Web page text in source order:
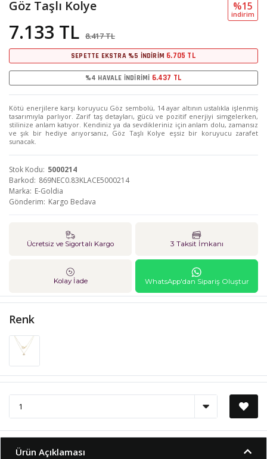
Göz Taşlı Kolye
7.133 TL 8.417 TL
%15
i̇ndi̇ri̇m
SEPETTE EKSTRA %5 İNDİRİM 6.705 TL
%4 HAVALE İNDİRİMİ 6.437 TL
Kötü enerjilere karşı koruyucu Göz sembolü, 14 ayar altının ustalıkla işlenmiş
tasarımıyla parlıyor. Zarif taş detayları, gücü ve pozitif enerjiyi simgelerken,
stilinize anlam katıyor. Kendiniz ya da sevdikleriniz için anlam dolu, zamansız
ve şık bir hediye arıyorsanız, Göz Taşlı Kolye eşsiz bir koruyucu zarafet
sunacak.
Stok Kodu 5000214
Barkod 869NEC0.83KLACE5000214
Marka E-Goldia
Gönderim Kargo Bedava
Ücretsiz ve Sigortalı Kargo 3 Taksit İmkanı
Kolay İade WhatsApp'dan Sipariş Oluştur
Renk
Ürün Açıklaması